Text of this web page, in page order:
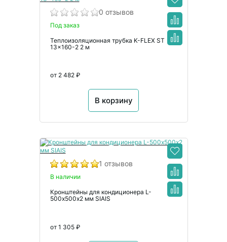
0 отзывов
Под заказ
Теплоизоляционная трубка K-FLEX ST
13x160-2 2 м
от 2 482 ₽
В корзину
1 отзывов
В наличии
Кронштейны для кондиционера L-
500х500х2 мм SIAIS
от 1 305 ₽